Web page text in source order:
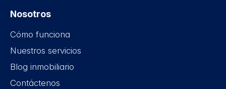
Nosotros
Cómo funciona
Nuestros servicios
Blog inmobiliario
Contáctenos